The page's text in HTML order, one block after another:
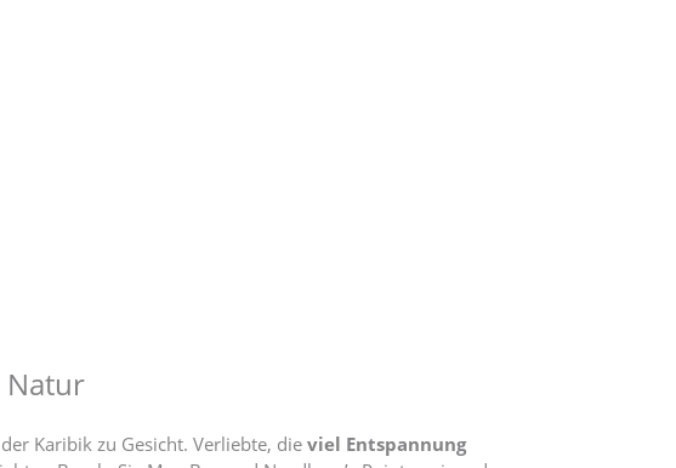
Natur
Karibik zu Gesicht. Verliebte, die viel Entspannung